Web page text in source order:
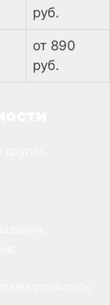
руб.
от 890
руб.